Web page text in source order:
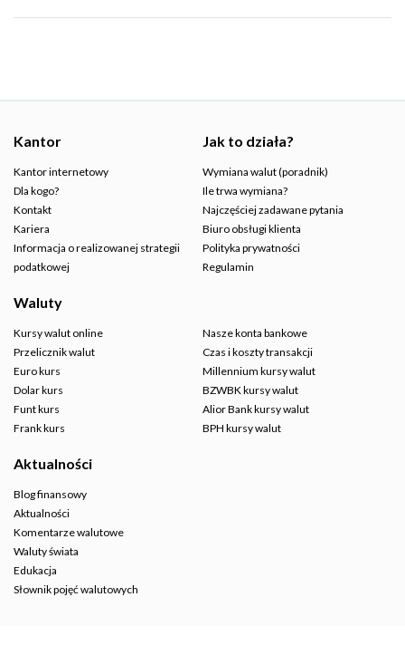
Kantor
Kantor internetowy
Dla kogo?
Kontakt
Kariera
Informacja o realizowanej strategii
podatkowej
Jak to działa?
Wymiana walut (poradnik)
Ile trwa wymiana?
Najczęściej zadawane pytania
Biuro obsługi klienta
Polityka prywatności
Regulamin
Waluty
Kursy walut online
Przelicznik walut
Euro kurs
Dolar kurs
Funt kurs
Frank kurs
Nasze konta bankowe
Czas i koszty transakcji
Millennium kursy walut
BZWBK kursy walut
Alior Bank kursy walut
BPH kursy walut
Aktualności
Blog finansowy
Aktualności
Komentarze walutowe
Waluty świata
Edukacja
Słownik pojęć walutowych